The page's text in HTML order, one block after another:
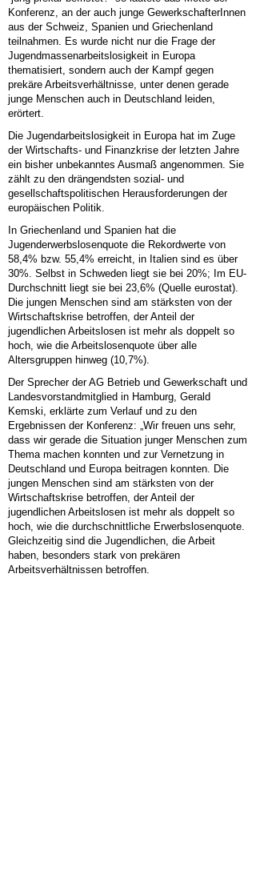
Konferenz, an der auch junge GewerkschafterInnen
aus der Schweiz, Spanien und Griechenland
teilnahmen. Es wurde nicht nur die Frage der
Jugendmassenarbeitslosigkeit in Europa
thematisiert, sondern auch der Kampf gegen
prekäre Arbeitsverhältnisse, unter denen gerade
junge Menschen auch in Deutschland leiden,
erörtert.
Die Jugendarbeitslosigkeit in Europa hat im Zuge
der Wirtschafts- und Finanzkrise der letzten Jahre
ein bisher unbekanntes Ausmaß angenommen. Sie
zählt zu den drängendsten sozial- und
gesellschaftspolitischen Herausforderungen der
europäischen Politik.
In Griechenland und Spanien hat die
Jugenderwerbslosenquote die Rekordwerte von
58,4% bzw. 55,4% erreicht, in Italien sind es über
30%. Selbst in Schweden liegt sie bei 20%; Im EU-
Durchschnitt liegt sie bei 23,6% (Quelle eurostat).
Die jungen Menschen sind am stärksten von der
Wirtschaftskrise betroffen, der Anteil der
jugendlichen Arbeitslosen ist mehr als doppelt so
hoch, wie die Arbeitslosenquote über alle
Altersgruppen hinweg (10,7%).
Der Sprecher der AG Betrieb und Gewerkschaft und
Landesvorstandmitglied in Hamburg, Gerald
Kemski, erklärte zum Verlauf und zu den
Ergebnissen der Konferenz: „Wir freuen uns sehr,
dass wir gerade die Situation junger Menschen zum
Thema machen konnten und zur Vernetzung in
Deutschland und Europa beitragen konnten. Die
jungen Menschen sind am stärksten von der
Wirtschaftskrise betroffen, der Anteil der
jugendlichen Arbeitslosen ist mehr als doppelt so
hoch, wie die durchschnittliche Erwerbslosenquote.
Gleichzeitig sind die Jugendlichen, die Arbeit
haben, besonders stark von prekären
Arbeitsverhältnissen betroffen.